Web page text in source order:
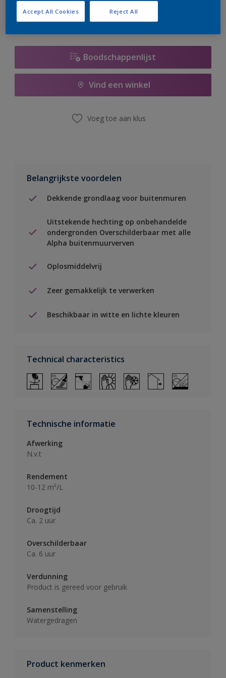
Boodschappenlijst
Vind een winkel
Voeg toe aan klus
Belangrijkste voordelen
Dekkende grondlaag voor buitenmuren
Uitstekende hechting op onbehandelde
ondergronden Overschilderbaar met alle
Alpha buitenmuurverven
Oplosmiddelvrij
Zeer gemakkelijk te verwerken
Beschikbaar in witte en lichte kleuren
Technical characteristics
Technische informatie
Afwerking
N.v.t
Rendement
10-12 m²/L
Droogtijd
Ca. 2 uur
Overschilderbaar
Ca. 6 uur
Verdunning
Product is gereed voor gebruik
Samenstelling
Watergedragen
Product kenmerken
Reject All
Accept All Cookies